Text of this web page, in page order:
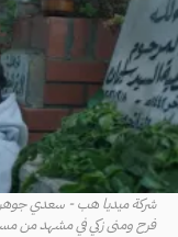
شركة ميديا هب - سعدي جوهر
فرح ومنى زكي في مشهد من